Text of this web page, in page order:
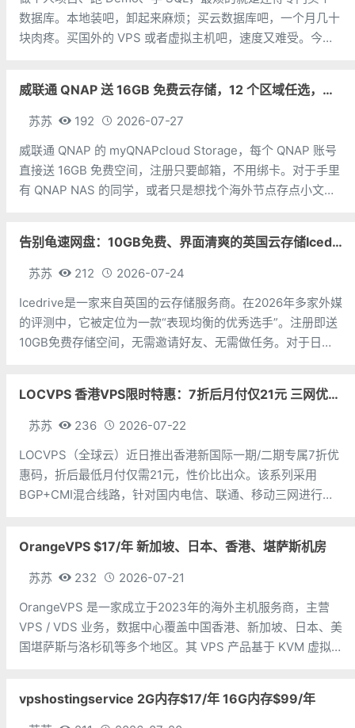
数据库。本地装吧，卸起来麻烦；买云数据库吧，一个月几十
块肉疼。买国外的 VPS 或者虚拟主机吧，速度又难受。今天
威联通 QNAP 送 16GB 免费云存储，12 个区域任选，邮箱注册即可
苏苏 192
2026-07-27
威联通 QNAP 的 myQNAPcloud Storage，每个 QNAP 账号
直接送 16GB 免费空间，注册只要邮箱，不用绑卡。对于手里
有 QNAP NAS 的同学，或者只是想找个海外节点存点小文件
告别龟速网盘：10GB免费、界面清爽的英国云存储Icedrive体验
苏苏 212
2026-07-24
Icedrive是一家来自英国的云存储服务商。在2026年多家外媒
的评测中，它被定位为一款“表现均衡的优秀选手”。注册即送
10GB免费存储空间，无需邀请好友、无需做任务。对于日常
是上传
LOCVPS 香港VPS限时特惠：7折后月付仅21元 三网优化BGP线路 可选原生IP
苏苏 236
2026-07-22
LOCVPS（全球云）近日推出香港新国际一期/二期专属7折优
惠码，折后最低月付仅需21元，性价比出众。该系列采用
BGP+CMI混合线路，针对国内电信、联通、移动三网进行专
术，机房覆
OrangeVPS $17/年 新加坡、日本、香港、堪萨斯机房
苏苏 232
2026-07-21
OrangeVPS 是一家成立于2023年的海外主机服务商，主营
VPS / VDS 业务，数据中心覆盖中国香港、新加坡、日本、美
国堪萨斯与洛杉矶等多个地区。其 VPS 产品基于 KVM 虚拟
vpshostingservice 2G内存$17/年 16G内存$99/年